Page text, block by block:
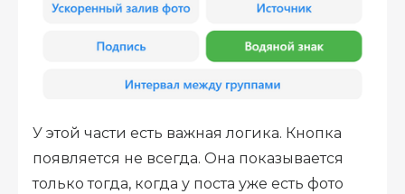
У этой части есть важная логика. Кнопка
появляется не всегда. Она показывается
только тогда, когда у поста уже есть фото